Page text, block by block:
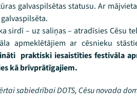
galvaspilsētas statusu. Ar
sirdī – uz saliņas – atradīsies Cēsu
apmeklētājiem ar cēsnieku
praktiski iesaistīties festivāla
kā brīvprātīgajiem.
sabiedrībai DOTS, Cēsu novada